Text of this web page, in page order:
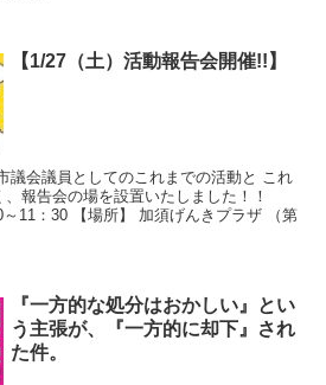
【1/27（土）活動報告会開催!!】
議会議員としてのこれまでの活動と これ
報告会の場を設置いたしました！！
～11：30 【場所】 加須げんきプラザ （第
『一方的な処分はおかしい』とい
う主張が、『一方的に却下』され
た件。